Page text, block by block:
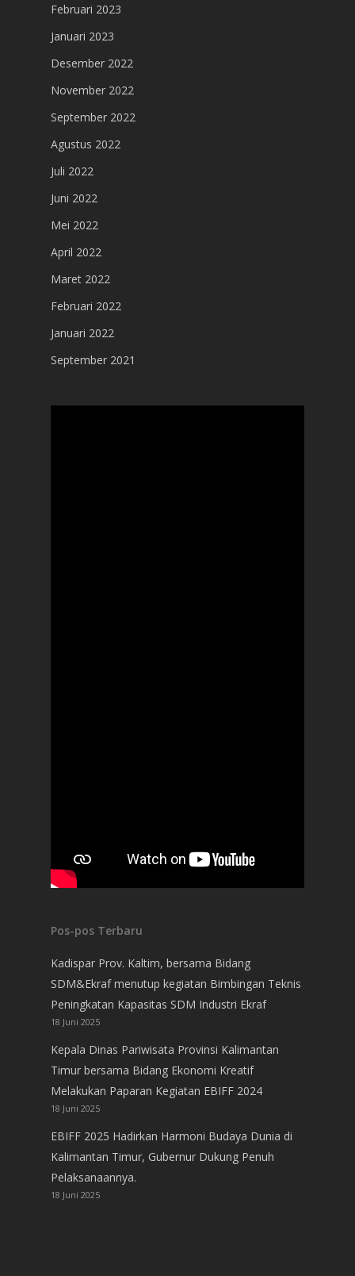
Februari 2023
Januari 2023
Desember 2022
November 2022
September 2022
Agustus 2022
Juli 2022
Juni 2022
Mei 2022
April 2022
Maret 2022
Februari 2022
Januari 2022
September 2021
Pos-pos Terbaru
Kadispar Prov. Kaltim, bersama Bidang
SDM&Ekraf menutup kegiatan Bimbingan Teknis
Peningkatan Kapasitas SDM Industri Ekraf
18 Juni 2025
Kepala Dinas Pariwisata Provinsi Kalimantan
Timur bersama Bidang Ekonomi Kreatif
Melakukan Paparan Kegiatan EBIFF 2024
18 Juni 2025
EBIFF 2025 Hadirkan Harmoni Budaya Dunia di
Kalimantan Timur, Gubernur Dukung Penuh
Pelaksanaannya.
18 Juni 2025